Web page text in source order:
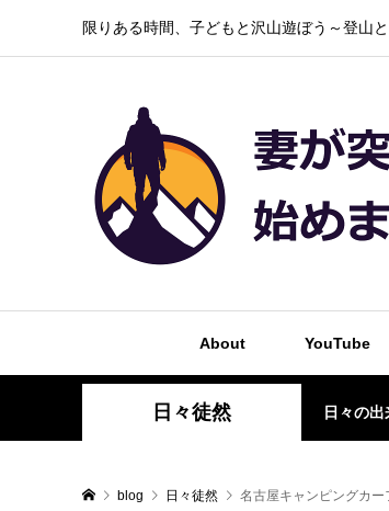
限りある時間、子どもと沢山遊ぼう～登山
About YouTube
日々徒然 日々の
blog 日々徒然 名古屋キャンピングカ